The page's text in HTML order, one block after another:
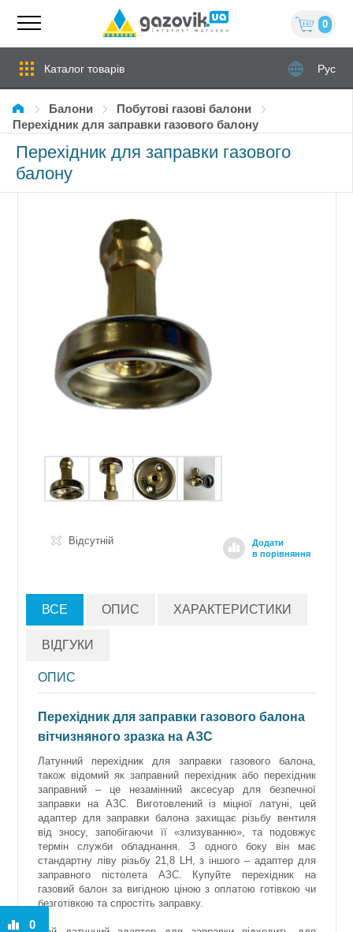
0
Каталог товарів Рус
Балони
Побутові газові балони
Перехідник для заправки газового балону
Перехідник для заправки газового
балону
Додати
в порівняння
Відсутній
ВСЕ ОПИС ХАРАКТЕРИСТИКИ
ВІДГУКИ
ОПИС
Перехідник для заправки газового балона
вітчизняного зразка на АЗС
Латунний перехідник для заправки газового балона,
також відомий як заправний перехідник або перехідник
заправний – це незамінний аксесуар для безпечної
заправки на АЗС. Виготовлений із міцної латуні, цей
адаптер для заправки балона захищає різьбу вентиля
від зносу, запобігаючи її «злизуванню», та подовжує
термін служби обладнання. З одного боку він має
стандартну ліву різьбу 21,8 LH, з іншого – адаптер для
заправного пістолета АЗС. Купуйте перехідник на
газовий балон за вигідною ціною з оплатою готівкою чи
безготівкою та спростіть заправку.
0